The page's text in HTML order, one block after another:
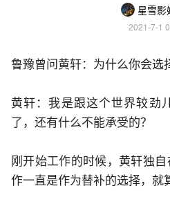
星雪影
2021-7-1
鲁豫曾问黄轩：为什么你会选
黄轩：我是跟这个世界较劲
了，还有什么不能承受的？
刚开始工作的时候，黄轩独
作一直是作为替补的选择，就